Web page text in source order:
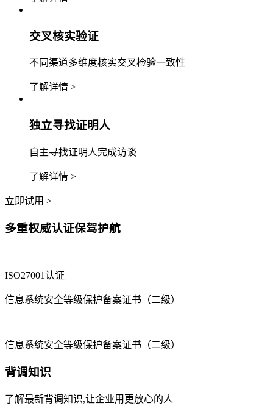
交叉核实验证
不同渠道多维度核实交叉检验一致性
了解详情 >
独立寻找证明人
自主寻找证明人完成访谈
了解详情 >
立即试用 >
多重权威认证保驾护航
ISO27001认证
信息系统安全等级保护备案证书（二级）
信息系统安全等级保护备案证书（二级）
背调知识
了解最新背调知识,让企业用更放心的人